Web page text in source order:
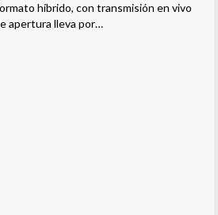
híbrido, con transmisión en vivo
apertura lleva por…